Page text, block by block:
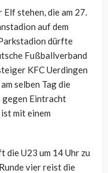
stehen, die am 27.
auf dem
dürfte
Fußballverband
KFC Uerdingen
selben Tag die
Eintracht
mit einem
die U23 um 14 Uhr zu
vier reist die